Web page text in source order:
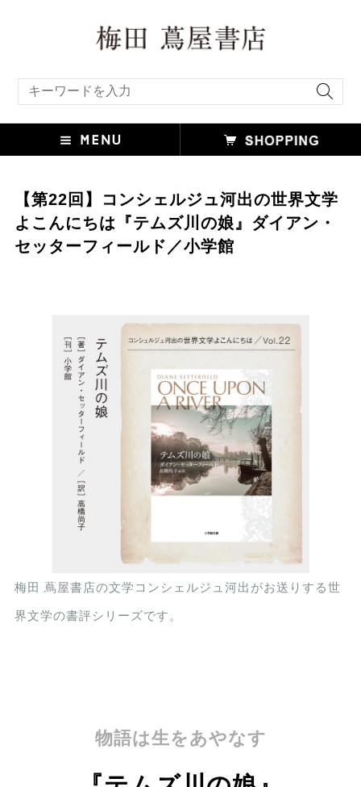
【第22回】コンシェルジュ河出の世界文学
よこんにちは『テムズ川の娘』ダイアン・
セッターフィールド／小学館
梅田 蔦屋書店の文学コンシェルジュ河出がお送りする世
界文学の書評シリーズです。
物語は生をあやなす